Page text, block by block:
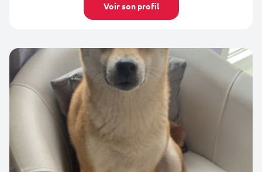
Voir son profil